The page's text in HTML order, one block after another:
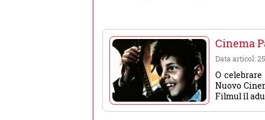
evenimente
din
Suceava
Cinema
Data articol:
O
Nuovo
Filmul îl